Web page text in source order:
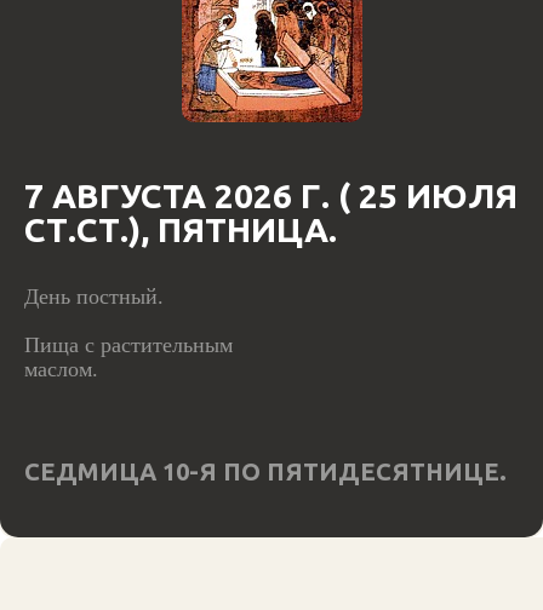
7 АВГУСТА 2026 Г. ( 25 ИЮЛЯ
СТ.СТ.), ПЯТНИЦА.
День постный.
Пища с растительным
маслом.
СЕДМИЦА 10-Я ПО ПЯТИДЕСЯТНИЦЕ.